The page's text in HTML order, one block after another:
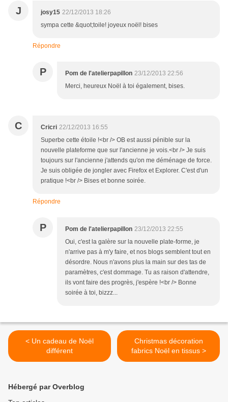
J josy15 22/12/2013 18:26
sympa cette &quot;toile! joyeux noël! bises
Répondre
P Pom de l'atelierpapillon 23/12/2013 22:56
Merci, heureux Noël à toi également, bises.
C Cricri 22/12/2013 16:55
Superbe cette étoile !<br /> OB est aussi pénible sur la
nouvelle plateforme que sur l'ancienne je vois.<br /> Je suis
toujours sur l'ancienne j'attends qu'on me déménage de force.
Je suis obligée de jongler avec Firefox et Explorer. C'est d'un
pratique !<br /> Bises et bonne soirée.
Répondre
P Pom de l'atelierpapillon 23/12/2013 22:55
Oui, c'est la galère sur la nouvelle plate-forme, je
n'arrive pas à m'y faire, et nos blogs semblent tout en
désordre. Nous n'avons plus la main sur des tas de
paramètres, c'est dommage. Tu as raison d'attendre,
ils vont faire des progrès, j'espère !<br /> Bonne
soirée à toi, bizzz...
< Un cadeau de Noël
différent
Christmas décoration
fabrics Noël en tissus >
Hébergé par Overblog